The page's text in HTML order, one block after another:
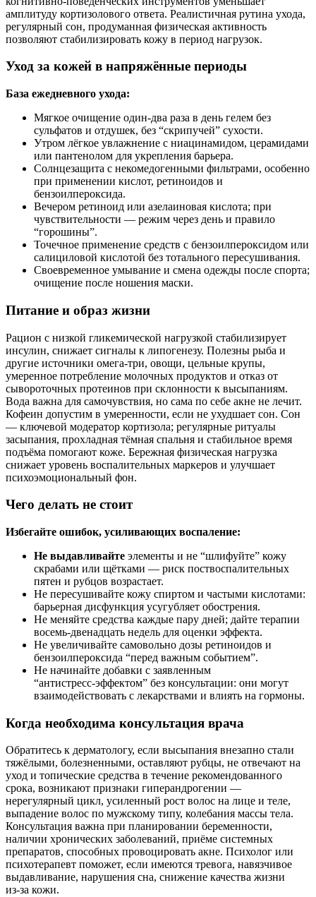
амплитуду кортизолового ответа. Реалистичная рутина ухода,
регулярный сон, продуманная физическая активность
позволяют стабилизировать кожу в период нагрузок.
Уход за кожей в напряжённые периоды
База ежедневного ухода:
Мягкое очищение один‑два раза в день гелем без
сульфатов и отдушек, без “скрипучей” сухости.
Утром лёгкое увлажнение с ниацинамидом, церамидами
или пантенолом для укрепления барьера.
Солнцезащита с некомедогенными фильтрами, особенно
при применении кислот, ретиноидов и
бензоилпероксида.
Вечером ретиноид или азелаиновая кислота; при
чувствительности — режим через день и правило
“горошины”.
Точечное применение средств с бензоилпероксидом или
салициловой кислотой без тотального пересушивания.
Своевременное умывание и смена одежды после спорта;
очищение после ношения маски.
Питание и образ жизни
Рацион с низкой гликемической нагрузкой стабилизирует
инсулин, снижает сигналы к липогенезу. Полезны рыба и
другие источники омега‑три, овощи, цельные крупы,
умеренное потребление молочных продуктов и отказ от
сывороточных протеинов при склонности к высыпаниям.
Вода важна для самочувствия, но сама по себе акне не лечит.
Кофеин допустим в умеренности, если не ухудшает сон. Сон
— ключевой модератор кортизола; регулярные ритуалы
засыпания, прохладная тёмная спальня и стабильное время
подъёма помогают коже. Бережная физическая нагрузка
снижает уровень воспалительных маркеров и улучшает
психоэмоциональный фон.
Чего делать не стоит
Избегайте ошибок, усиливающих воспаление:
Не выдавливайте элементы и не “шлифуйте” кожу
скрабами или щётками — риск поствоспалительных
пятен и рубцов возрастает.
Не пересушивайте кожу спиртом и частыми кислотами:
барьерная дисфункция усугубляет обострения.
Не меняйте средства каждые пару дней; дайте терапии
восемь‑двенадцать недель для оценки эффекта.
Не увеличивайте самовольно дозы ретиноидов и
бензоилпероксида “перед важным событием”.
Не начинайте добавки с заявленным
“антистресс‑эффектом” без консультации: они могут
взаимодействовать с лекарствами и влиять на гормоны.
Когда необходима консультация врача
Обратитесь к дерматологу, если высыпания внезапно стали
тяжёлыми, болезненными, оставляют рубцы, не отвечают на
уход и топические средства в течение рекомендованного
срока, возникают признаки гиперандрогении —
нерегулярный цикл, усиленный рост волос на лице и теле,
выпадение волос по мужскому типу, колебания массы тела.
Консультация важна при планировании беременности,
наличии хронических заболеваний, приёме системных
препаратов, способных провоцировать акне. Психолог или
психотерапевт поможет, если имеются тревога, навязчивое
выдавливание, нарушения сна, снижение качества жизни
из‑за кожи.